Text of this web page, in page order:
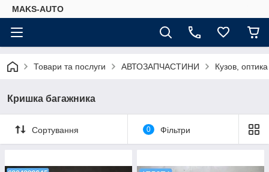
MAKS-AUTO
Товари та послуги АВТОЗАПЧАСТИНИ Кузов, оптика
Кришка багажника
Сортування 0 Фільтри